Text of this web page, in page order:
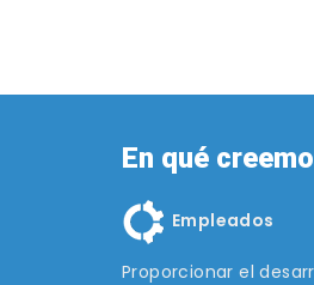
En qué
Empleados
Proporcionar el